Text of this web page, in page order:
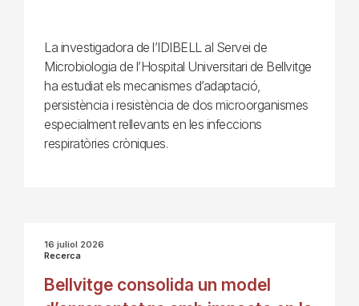
La investigadora de l’IDIBELL al Servei de
Microbiologia de l’Hospital Universitari de Bellvitge
ha estudiat els mecanismes d’adaptació,
persistència i resistència de dos microorganismes
especialment rellevants en les infeccions
respiratòries cròniques.
16 juliol 2026
Recerca
Bellvitge consolida un model